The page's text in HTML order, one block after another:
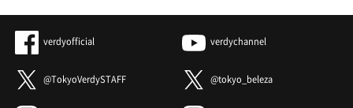
verdyofficial verdychannel
@TokyoVerdySTAFF @tokyo_beleza